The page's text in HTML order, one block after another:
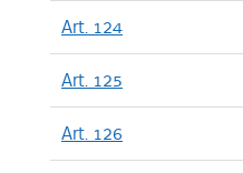
Art. 124
Art. 125
Art. 126